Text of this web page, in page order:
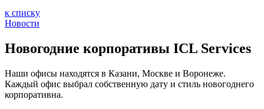
к списку
Новости
Новогодние корпоративы ICL Services
Наши офисы находятся в Казани, Москве и Воронеже.
Каждый офис выбрал собственную дату и стиль новогоднего
корпоративна.